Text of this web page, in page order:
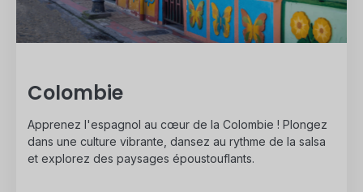
Colombie
Apprenez l'espagnol au cœur de la Colombie ! Plongez
dans une culture vibrante, dansez au rythme de la salsa
et explorez des paysages époustouflants.